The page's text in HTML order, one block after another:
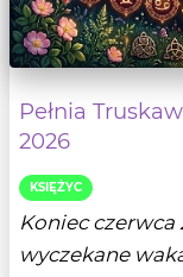
Pełnia
2026
KSIĘŻYC
Koniec
wyczekane